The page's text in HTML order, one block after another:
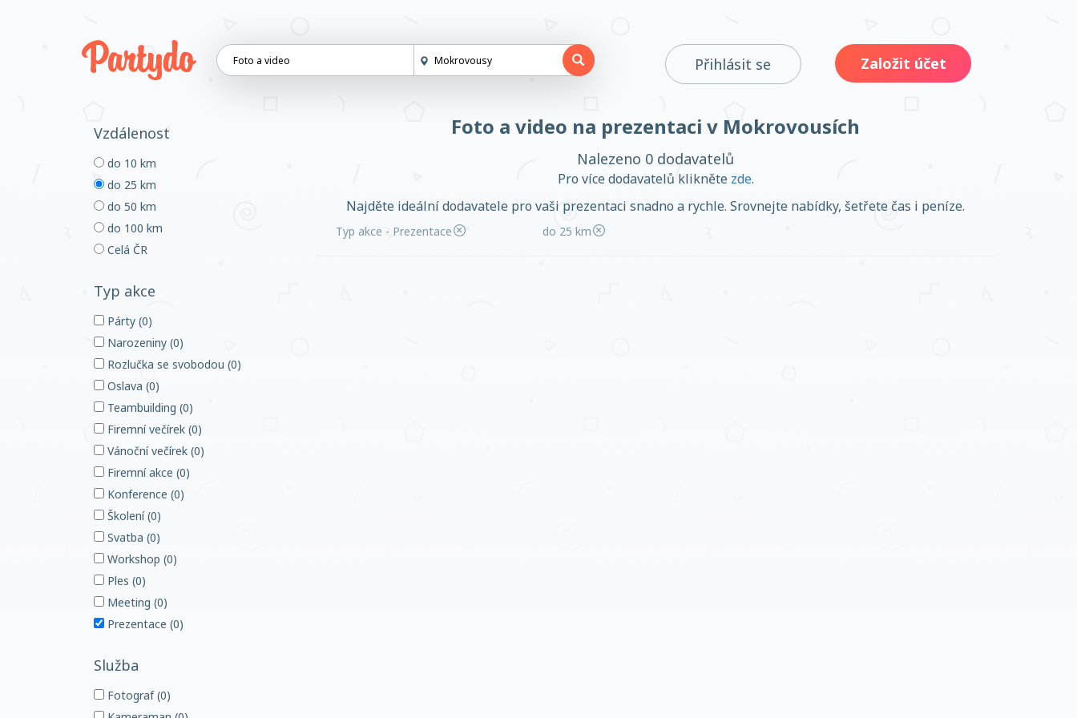
Přihlásit se Založit účet
Vzdálenost
do 10 km
do 25 km
do 50 km
do 100 km
Celá ČR
Typ akce
Párty (0)
Narozeniny (0)
Rozlučka se svobodou (0)
Oslava (0)
Teambuilding (0)
Firemní večírek (0)
Vánoční večírek (0)
Firemní akce (0)
Konference (0)
Školení (0)
Svatba (0)
Workshop (0)
Ples (0)
Meeting (0)
Prezentace (0)
Služba
Fotograf (0)
Foto a video na prezentaci v Mokrovousích
Nalezeno 0 dodavatelů
Pro více dodavatelů klikněte zde.
Najděte ideální dodavatele pro vaši prezentaci snadno a rychle. Srovnejte nabídky, šetřete čas i peníze.
Typ akce - Prezentace do 25 km